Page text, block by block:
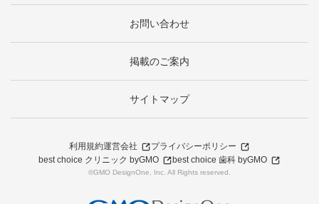
お問い合わせ
掲載のご案内
サイトマップ
利用規約運営会社
プライバシーポリシー
best choice クリニック byGMO
best choice 歯科 byGMO
©GMO DesignOne, Inc. All Rights reserved.